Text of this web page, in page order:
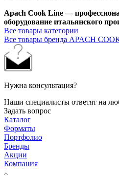
Apach Cook Line —
оборудование итальянского
Все товары категории
Все товары бренда APACH
Нужна консультация?
Наши специалисты ответят на
Задать вопрос
Каталог
Форматы
Портфолио
Бренды
Акции
Компания